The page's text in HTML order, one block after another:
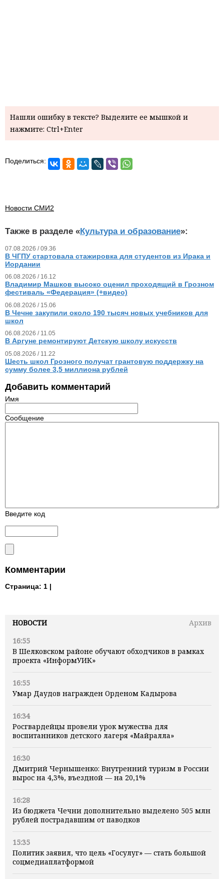
НОВОСТИ
Архив
16:55
В Шелковском районе обучают обходчиков в рамках
проекта «ИнформУИК»
16:55
Умар Даудов награжден Орденом Кадырова
16:34
Росгвардейцы провели урок мужества для
воспитанников детского лагеря «Майралла»
16:30
Дмитрий Чернышенко: Внутренний туризм в России
вырос на 4,3%, въездной — на 20,1%
16:28
Из бюджета Чечни дополнительно выделено 505 млн
рублей пострадавшим от паводков
15:35
Политик заявил, что цель «Госулуг» — стать большой
соцмедиаплатформой
Нашли ошибку в тексте? Выделите ее мышкой и
нажмите: Ctrl+Enter
Поделиться:
Новости СМИ2
Также в разделе «Культура и образование»:
07.08.2026 / 09.36
В ЧГПУ стартовала стажировка для студентов из Ирака и
Иордании
06.08.2026 / 16.12
Владимир Машков высоко оценил проходящий в Грозном
фестиваль «Федерация» (+видео)
06.08.2026 / 15.06
В Чечне закупили около 190 тысяч новых учебников для
школ
06.08.2026 / 11.05
В Аргуне ремонтируют Детскую школу искусств
05.08.2026 / 11.22
Шесть школ Грозного получат грантовую поддержку на
сумму более 3,5 миллиона рублей
Добавить комментарий
Имя
Сообщение
Введите код
Комментарии
Страница: 1 |